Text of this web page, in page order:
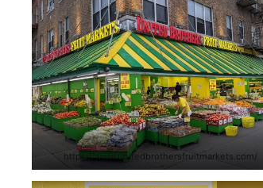
https://www.unitedbrothersfruitmarkets.com/